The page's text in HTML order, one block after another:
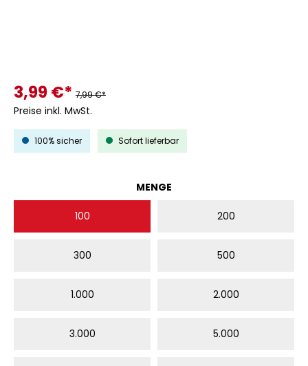
3,99 €* 7,99 €*
Preise inkl. MwSt.
100% sicher Sofort lieferbar
MENGE
100 200
300 500
1.000 2.000
3.000 5.000